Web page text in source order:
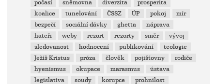
počasí
sněmovna diverzita
prosperita
koalice
tunelování ČSSZ ÚP pokoj
mír
bezpečí
sociální dávky ghetta
náprava
hateři
weby rezort rezorty směr
vývoj
sledovanost
hodnocení publikování
teologie
Ježíš Kristus
próza člověk pojišťovny
rodiče
hyenismus
okupace marasmus
ústava
legislativa
soudy korupce
prohnilost